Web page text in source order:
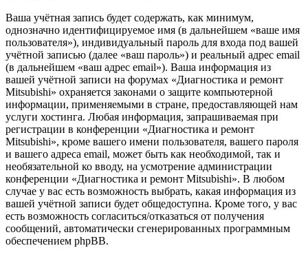
Ваша учётная запись будет содержать, как минимум,
однозначно идентифицируемое имя (в дальнейшем «ваше имя
пользователя»), индивидуальный пароль для входа под вашей
учётной записью (далее «ваш пароль») и реальный адрес email
(в дальнейшем «ваш адрес email»). Ваша информация из
вашей учётной записи на форумах «Диагностика и ремонт
Mitsubishi» охраняется законами о защите компьютерной
информации, применяемыми в стране, предоставляющей нам
услуги хостинга. Любая информация, запрашиваемая при
регистрации в конференции «Диагностика и ремонт
Mitsubishi», кроме вашего имени пользователя, вашего пароля
и вашего адреса email, может быть как необходимой, так и
необязательной ко вводу, на усмотрение администрации
конференции «Диагностика и ремонт Mitsubishi». В любом
случае у вас есть возможность выбрать, какая информация из
вашей учётной записи будет общедоступна. Кроме того, у вас
есть возможность согласиться/отказаться от получения
сообщений, автоматически сгенерированных программным
обеспечением phpBB.